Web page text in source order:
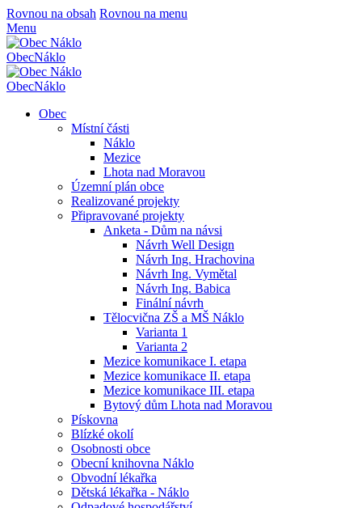
Rovnou na obsah Rovnou na menu
Menu
ObecNáklo
ObecNáklo
Obec
Místní části
Náklo
Mezice
Lhota nad Moravou
Územní plán obce
Realizované projekty
Připravované projekty
Anketa - Dům na návsi
Návrh Well Design
Návrh Ing. Hrachovina
Návrh Ing. Vymětal
Návrh Ing. Babica
Finální návrh
Tělocvična ZŠ a MŠ Náklo
Varianta 1
Varianta 2
Mezice komunikace I. etapa
Mezice komunikace II. etapa
Mezice komunikace III. etapa
Bytový dům Lhota nad Moravou
Pískovna
Blízké okolí
Osobnosti obce
Obecní knihovna Náklo
Obvodní lékařka
Dětská lékařka - Náklo